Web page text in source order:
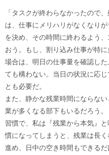
「タスクが終わらなかったので
は、仕事にメリハリがなくなり
を決め、その時間に終わるよう
おう。もし、割り込み仕事が特
場合は、明日の仕事量を確認し
ても構わない。当日の状況に応
とも必要だ。
また、静かな残業時間にならな
業が多くなる部下もいるだろう
習慣で、私は『残業から本気』
慣になってしまうと、残業は長
進め、日中の空き時間もできる